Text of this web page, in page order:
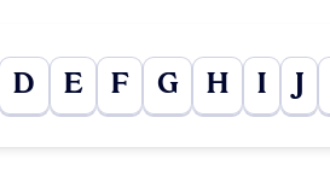
D E F G H I